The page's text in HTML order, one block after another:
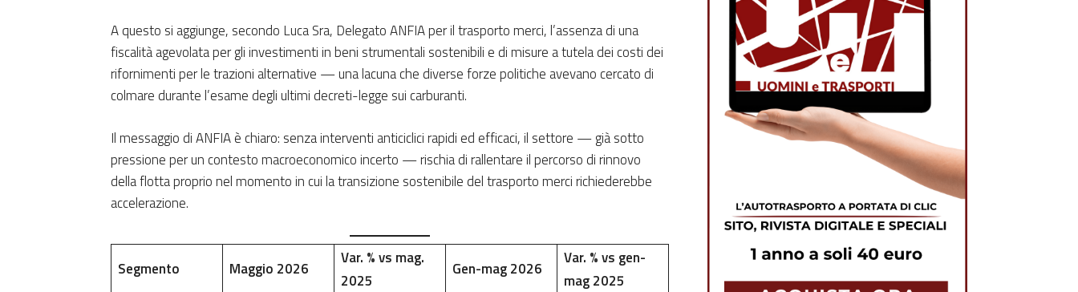
A questo si aggiunge, secondo Luca Sra, Delegato ANFIA per il trasporto merci, l’assenza di una
fiscalità agevolata per gli investimenti in beni strumentali sostenibili e di misure a tutela dei costi dei
rifornimenti per le trazioni alternative — una lacuna che diverse forze politiche avevano cercato di
colmare durante l’esame degli ultimi decreti-legge sui carburanti.
Il messaggio di ANFIA è chiaro: senza interventi anticiclici rapidi ed efficaci, il settore — già sotto
pressione per un contesto macroeconomico incerto — rischia di rallentare il percorso di rinnovo
della flotta proprio nel momento in cui la transizione sostenibile del trasporto merci richiederebbe
accelerazione.
Segmento Maggio 2026
Var. % vs mag.
2025
Gen-mag 2026
Var. % vs gen-
mag 2025